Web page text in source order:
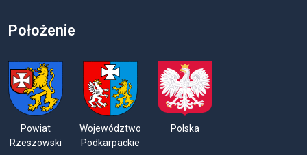
Położenie
Powiat
Rzeszowski
Województwo
Podkarpackie
Polska